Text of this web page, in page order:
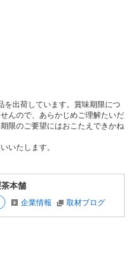
国のお客様に支持いただいており
に茶問屋を創業したのが、つぼ市
には、出張所を設けるほどに事
港から茶を輸出。
たと伝えられています。渋沢栄一
なります。
陽蔵がいち早く台湾茶の輸入を始
となりました。平成の時代には、
ントシステムに関する国際規
は、ISO等多くの規格を含む、食品
を出荷しています。賞味期限につ
んので、あらかじめご理解たいだ
限のご要望にはおこたえできかね
いたします。
本舗
企業情報 取材ブログ